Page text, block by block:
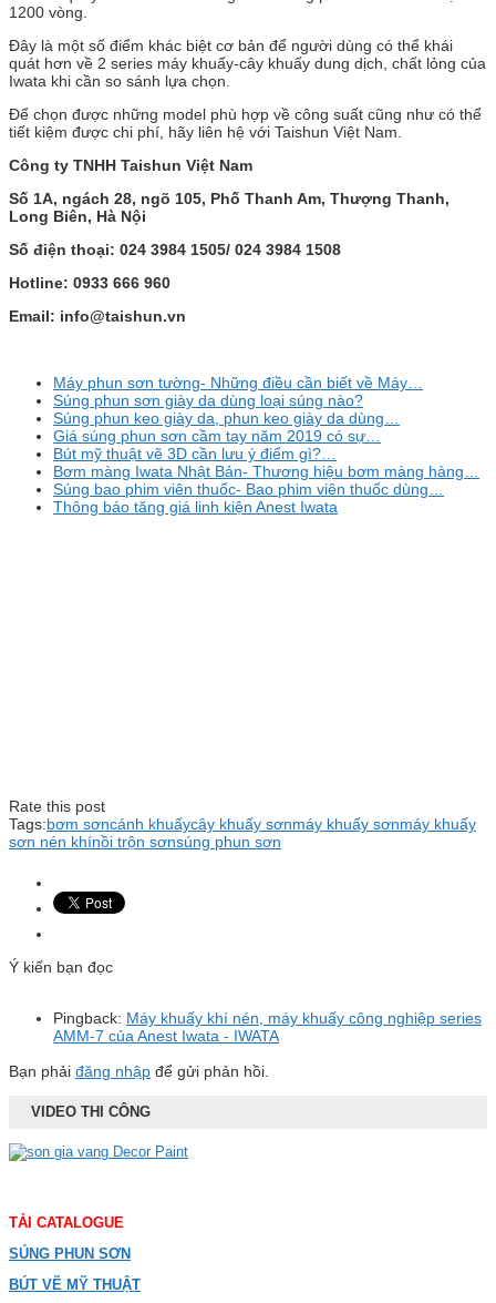
1200 vòng.
Đây là một số điểm khác biệt cơ bản để người dùng có thể khái
quát hơn về 2 series máy khuấy-cây khuấy dung dịch, chất lỏng của
Iwata khi cần so sánh lựa chọn.
Để chọn được những model phù hợp về công suất cũng như có thể
tiết kiệm được chi phí, hãy liên hệ với Taishun Việt Nam.
Công ty TNHH Taishun Việt Nam
Số 1A, ngách 28, ngõ 105, Phố Thanh Am, Thượng Thanh,
Long Biên, Hà Nội
Số điện thoại: 024 3984 1505/ 024 3984 1508
Hotline: 0933 666 960
Email: info@taishun.vn
Máy phun sơn tường- Những điều cần biết về Máy…
Súng phun sơn giày da dùng loại súng nào?
Súng phun keo giày da, phun keo giày da dùng…
Giá súng phun sơn cầm tay năm 2019 có sự…
Bút mỹ thuật vẽ 3D cần lưu ý điểm gì?…
Bơm màng Iwata Nhật Bản- Thương hiệu bơm màng hàng…
Súng bao phim viên thuốc- Bao phim viên thuốc dùng…
Thông báo tăng giá linh kiện Anest Iwata
Rate this post
Tags:bơm sơncánh khuấycây khuấy sơnmáy khuấy sơnmáy khuấy
sơn nén khínồi trộn sơnsúng phun sơn
Ý kiến bạn đọc
Pingback: Máy khuấy khí nén, máy khuấy công nghiệp series
AMM-7 của Anest Iwata - IWATA
Bạn phải đăng nhập để gửi phản hồi.
VIDEO THI CÔNG
TẢI CATALOGUE
SÚNG PHUN SƠN
BÚT VẼ MỸ THUẬT